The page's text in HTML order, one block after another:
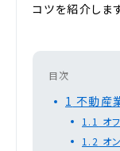
コツを紹介します
目次
1 不動産
1.1 オ
1.2 オ